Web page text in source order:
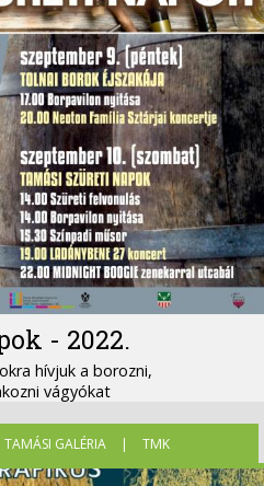
- 2022.
hívjuk a borozni,
vágyókat
TAMÁSI GALÉRIA |
TMK